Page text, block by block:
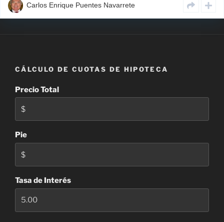
Carlos Enrique Puentes Navarrete
CÁLCULO DE CUOTAS DE HIPOTECA
Precio Total
Pie
Tasa de Interés